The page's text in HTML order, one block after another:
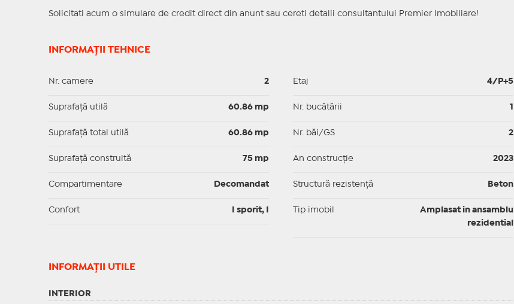
Solicitati acum o simulare de credit direct din anunt sau cereti detalii consultantului Premier Imobiliare!
INFORMAȚII TEHNICE
Nr. camere 2
Suprafaţă utilă 60.86 mp
Suprafaţă total utilă 60.86 mp
Suprafaţă construită 75 mp
Compartimentare Decomandat
Confort I sporit, I
Etaj 4/P+5
Nr. bucătării
Nr. băi/GS 2
An construcție 2023
Structură rezistență Beton
Tip imobil
Amplasat in ansamblu
rezidential
INFORMAŢII UTILE
INTERIOR